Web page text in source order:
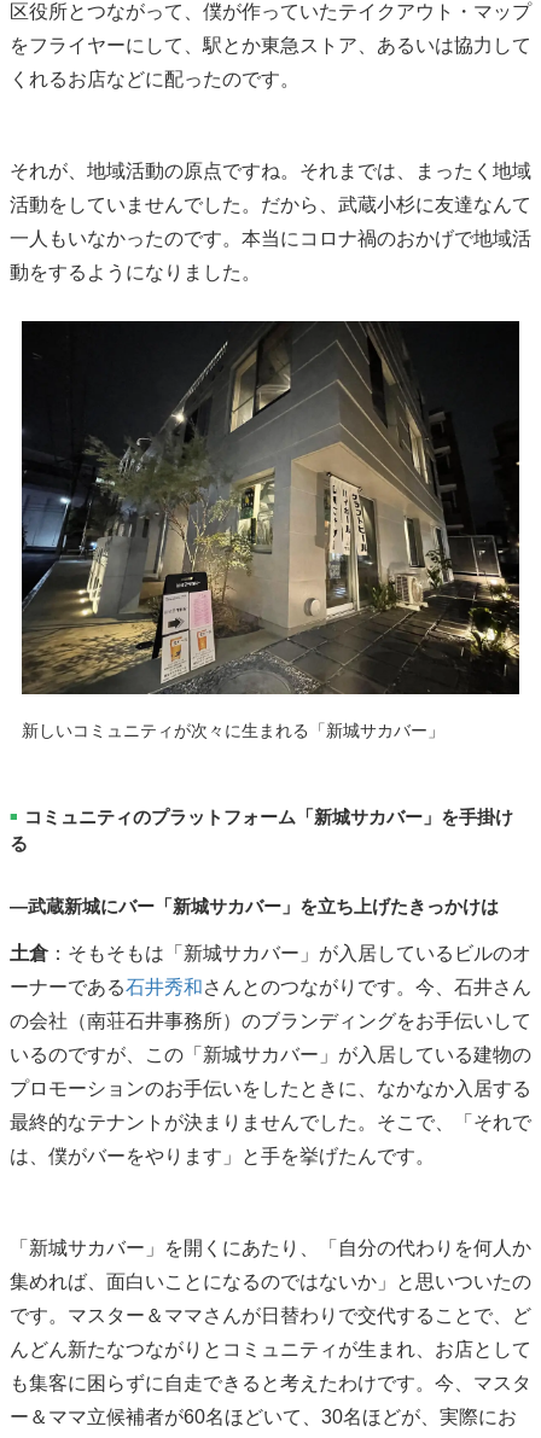
区役所とつながって、僕が作っていたテイクアウト・マップ
をフライヤーにして、駅とか東急ストア、あるいは協力して
くれるお店などに配ったのです。
それが、地域活動の原点ですね。それまでは、まったく地域
活動をしていませんでした。だから、武蔵小杉に友達なんて
一人もいなかったのです。本当にコロナ禍のおかげで地域活
動をするようになりました。
新しいコミュニティが次々に生まれる「新城サカバー」
■
コミュニティのプラットフォーム「新城サカバー」を手掛け
る
―武蔵新城にバー「新城サカバー」を立ち上げたきっかけは
土倉：そもそもは「新城サカバー」が入居しているビルのオ
ーナーである石井秀和さんとのつながりです。今、石井さん
の会社（南荘石井事務所）のブランディングをお手伝いして
いるのですが、この「新城サカバー」が入居している建物の
プロモーションのお手伝いをしたときに、なかなか入居する
最終的なテナントが決まりませんでした。そこで、「それで
は、僕がバーをやります」と手を挙げたんです。
「新城サカバー」を開くにあたり、「自分の代わりを何人か
集めれば、面白いことになるのではないか」と思いついたの
です。マスター＆ママさんが日替わりで交代することで、ど
んどん新たなつながりとコミュニティが生まれ、お店として
も集客に困らずに自走できると考えたわけです。今、マスタ
ー＆ママ立候補者が60名ほどいて、 30名ほどが、実際にお